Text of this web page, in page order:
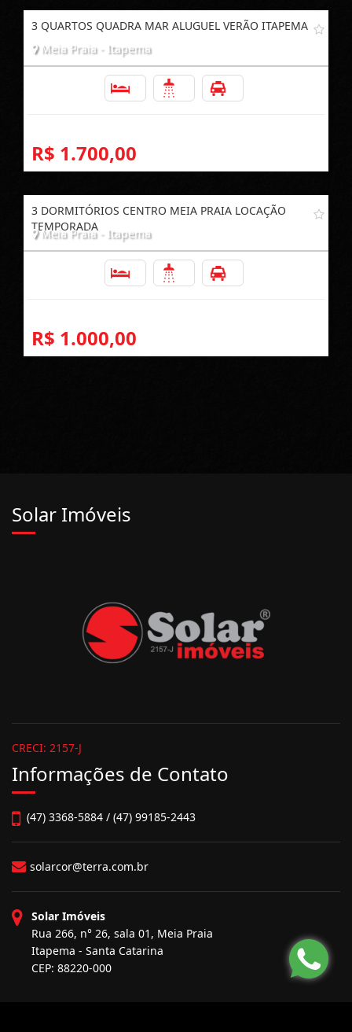
3 QUARTOS QUADRA MAR ALUGUEL VERÃO ITAPEMA
Meia Praia - Itapema
R$ 1.700,00
3 DORMITÓRIOS CENTRO MEIA PRAIA LOCAÇÃO
TEMPORADA
Meia Praia - Itapema
R$ 1.000,00
Solar Imóveis
CRECI: 2157-J
Informações de Contato
(47) 3368-5884 / (47) 99185-2443
solarcor@terra.com.br
Solar Imóveis
Rua 266, n° 26, sala 01, Meia Praia
Itapema - Santa Catarina
CEP: 88220-000